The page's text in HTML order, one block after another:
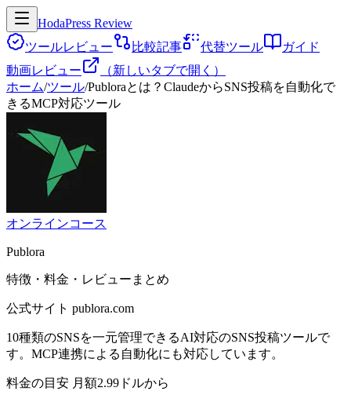
HodaPress Review
ツールレビュー
比較記事 代替ツール
ガイド
動画レビュー
（新しいタブで開く）
ホーム/ツール/Publoraとは？ClaudeからSNS投稿を自動化で
きるMCP対応ツール
オンラインコース
Publora
特徴・料金・レビューまとめ
公式サイト publora.com
10種類のSNSを一元管理できるAI対応のSNS投稿ツールで
す。MCP連携による自動化にも対応しています。
料金の目安 月額2.99ドルから